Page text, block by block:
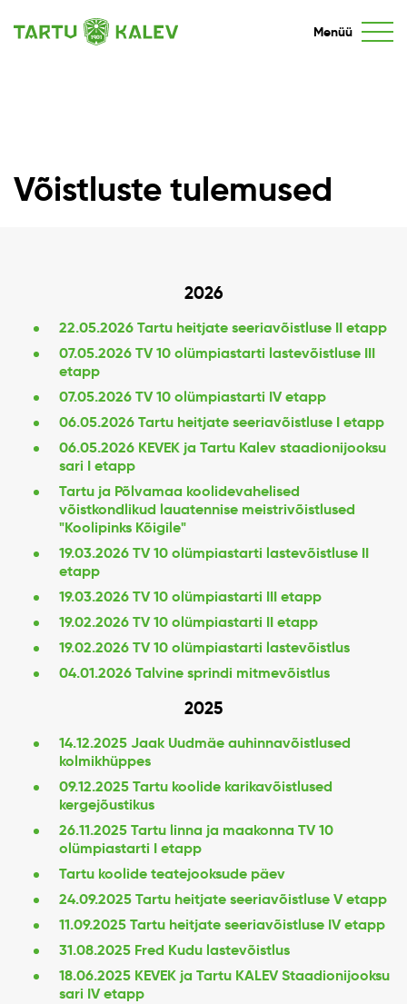
Menüü
Võistluste tulemused
2026
22.05.2026 Tartu heitjate seeriavõistluse II etapp
07.05.2026 TV 10 olümpiastarti lastevõistluse III
etapp
07.05.2026 TV 10 olümpiastarti IV etapp
06.05.2026 Tartu heitjate seeriavõistluse I etapp
06.05.2026 KEVEK ja Tartu Kalev staadionijooksu
sari I etapp
Tartu ja Põlvamaa koolidevahelised
võistkondlikud lauatennise meistrivõistlused
"Koolipinks Kõigile"
19.03.2026 TV 10 olümpiastarti lastevõistluse II
etapp
19.03.2026 TV 10 olümpiastarti III etapp
19.02.2026 TV 10 olümpiastarti II etapp
19.02.2026 TV 10 olümpiastarti lastevõistlus
04.01.2026 Talvine sprindi mitmevõistlus
2025
14.12.2025 Jaak Uudmäe auhinnavõistlused
kolmikhüppes
09.12.2025 Tartu koolide karikavõistlused
kergejõustikus
26.11.2025 Tartu linna ja maakonna TV 10
olümpiastarti I etapp
Tartu koolide teatejooksude päev
24.09.2025 Tartu heitjate seeriavõistluse V etapp
11.09.2025 Tartu heitjate seeriavõistluse IV etapp
31.08.2025 Fred Kudu lastevõistlus
18.06.2025 KEVEK ja Tartu KALEV Staadionijooksu
sari IV etapp